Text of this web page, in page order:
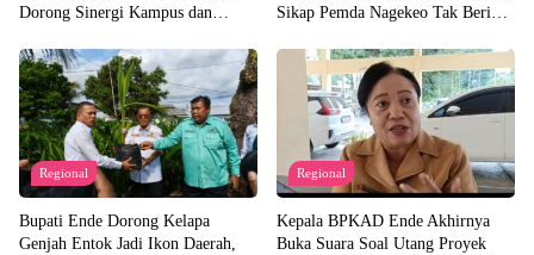
Dorong Sinergi Kampus dan
Sikap Pemda Nagekeo Tak Beri
Regional
Bupati Ende Dorong Kelapa
Genjah Entok Jadi Ikon Daerah,
Regional
Kepala BPKAD Ende Akhirnya
Buka Suara Soal Utang Proyek